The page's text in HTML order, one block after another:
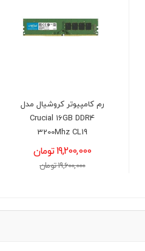
هارد دیسک اینترنال وسترن
(شرکتی)
14,200,000 تومان
14,400,000 تومان